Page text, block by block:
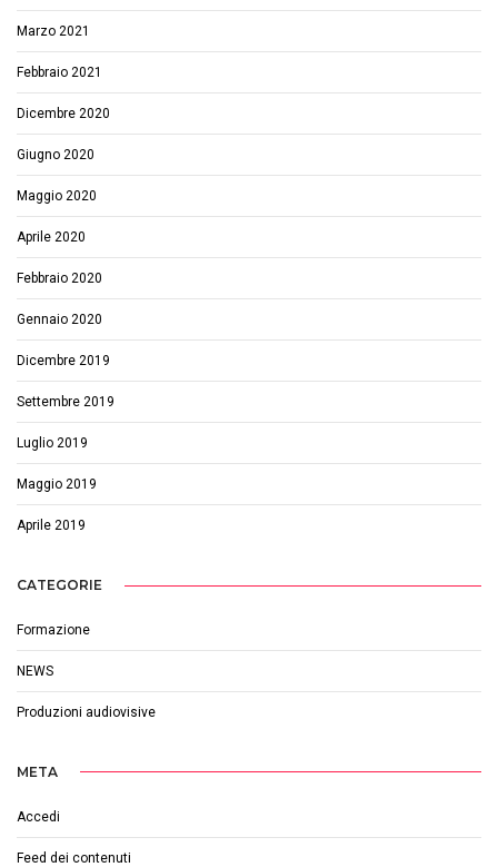
Marzo 2021
Febbraio 2021
Dicembre 2020
Giugno 2020
Maggio 2020
Aprile 2020
Febbraio 2020
Gennaio 2020
Dicembre 2019
Settembre 2019
Luglio 2019
Maggio 2019
Aprile 2019
CATEGORIE
Formazione
NEWS
Produzioni audiovisive
META
Accedi
Feed dei contenuti